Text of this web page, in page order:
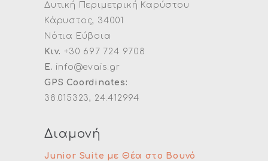
Δυτική Περιμετρική Καρύστου
Κάρυστος, 34001
Νότια Εύβοια
Κιν. +30 697 724 9708
E. info@evais.gr
GPS Coordinates:
38.015323, 24.412994
Διαμονή
Junior Suite με Θέα στο Βουνό